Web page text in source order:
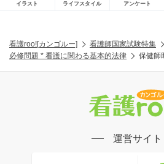
イラスト ライフスタイル アンケート
看護roo![カンゴルー] 看護師国家試験特集
必修問題 * 看護に関わる基本的法律
保健師
運営サイト